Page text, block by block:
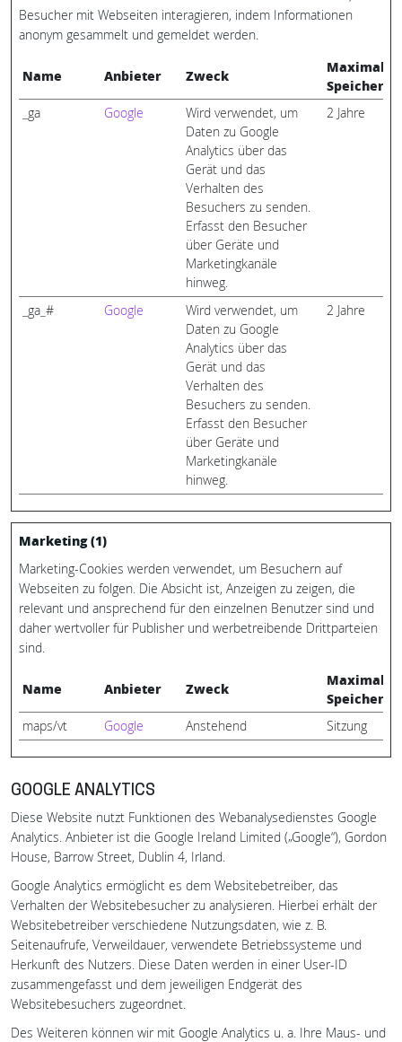
Besucher mit Webseiten interagieren, indem Informationen
anonym gesammelt und gemeldet werden.
Name Anbieter Zweck
Maximale
_ga Google
Wird verwendet, um
Daten zu Google
Analytics über das
Gerät und das
Verhalten des
Besuchers zu senden.
Erfasst den Besucher
über Geräte und
Marketingkanäle
hinweg.
2 Jahre
_ga_# Google
Wird verwendet, um
Daten zu Google
Analytics über das
Gerät und das
Verhalten des
Besuchers zu senden.
Erfasst den Besucher
über Geräte und
Marketingkanäle
hinweg.
2 Jahre
Marketing (1)
Marketing-Cookies werden verwendet, um Besuchern auf
Webseiten zu folgen. Die Absicht ist, Anzeigen zu zeigen, die
relevant und ansprechend für den einzelnen Benutzer sind und
daher wertvoller für Publisher und werbetreibende Drittparteien
sind.
Name Anbieter Zweck
Maximale
maps/vt Google Anstehend Sitzung
GOOGLE ANALYTICS
Diese Website nutzt Funktionen des Webanalysedienstes Google
Analytics. Anbieter ist die Google Ireland Limited („Google“), Gordon
House, Barrow Street, Dublin 4, Irland.
Google Analytics ermöglicht es dem Websitebetreiber, das
Verhalten der Websitebesucher zu analysieren. Hierbei erhält der
Websitebetreiber verschiedene Nutzungsdaten, wie z. B.
Seitenaufrufe, Verweildauer, verwendete Betriebssysteme und
Herkunft des Nutzers. Diese Daten werden in einer User-ID
zusammengefasst und dem jeweiligen Endgerät des
Websitebesuchers zugeordnet.
Des Weiteren können wir mit Google Analytics u. a. Ihre Maus- und